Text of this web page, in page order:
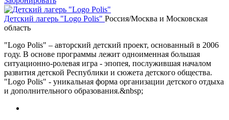
Детский лагерь "Logo Polis" Россия/Москва и Московская
область
"Logo Polis" – авторский детский проект, основанный в 2006
году. В основе программы лежит одноименная большая
ситуационно-ролевая игра - эпопея, послужившая началом
развития детской Республики и сюжета детского общества.
"Logo Polis" - уникальная форма организации детского отдыха
и дополнительного образования.&nbsp;